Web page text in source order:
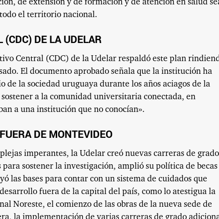
de extensión y de formación y de atención en salud
el territorio nacional.
(CDC) DE LA UDELAR
Central (CDC) de la Udelar respaldó este plan
El documento aprobado señala que la institución ha
de la sociedad uruguaya durante los años aciagos de la
a la comunidad universitaria conectada, en
a una institución que no conocían».
DE MONTEVIDEO
imperantes, la Udelar creó nuevas carreras de
sostener la investigación, amplió su política de becas
las bases para contar con un sistema de cuidados que
fuera de la capital del país, como lo atestigua la
Noreste, el comienzo de las obras de la nueva sede de